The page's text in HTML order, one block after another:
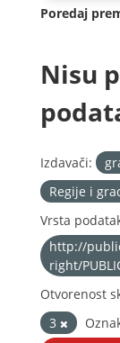
Poredaj
Nisu
Izdavači:
Regije i
Vrsta
http://
right/
Otvorenost
3